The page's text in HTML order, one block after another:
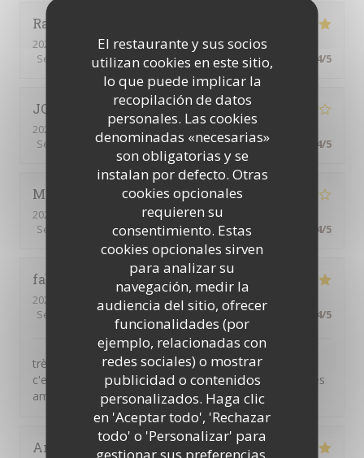
El restaurante y sus socios
utilizan cookies en este sitio,
lo que puede implicar la
recopilación de datos
personales. Las cookies
denominadas «necesarias»
son obligatorias y se
instalan por defecto. Otras
cookies opcionales
requieren su
consentimiento. Estas
cookies opcionales sirven
para analizar su
navegación, medir la
audiencia del sitio, ofrecer
funcionalidades (por
ejemplo, relacionadas con
redes sociales) o mostrar
publicidad o contenidos
personalizados. Haga clic
en 'Aceptar todo', 'Rechazar
todo' o 'Personalizar' para
Raymonde
2026-08-07
- 19:00 - Invitados 6
Servicio
/5 Ambiente: 5/5 Menú: 5/5 Calidad / Precio 4/5
JOSEPH
2026-08-06
- 20:00 - Invitados 6
Servicio
/5 Ambiente:4/5 Menú:4/5 Calidad / Precio 4/5
Martine
2026-08-08
- 13:00 - Invitados 2
Servicio
Ambiente:4/5 Menú: /5 Calidad / Precio 4/5
fabien
2026-08-07
- 19:00 - Invitados 2
Servicio
/5 Ambiente:5 /5 Menú:5 /5 Calidad / Precio 4/5
très bon restaurant tarte flambé bonne pas trop cuite
c'est excellent , très bien mangé aec ma femme et mes
amis(es)
Angelique